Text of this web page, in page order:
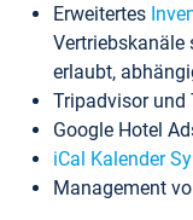
Erweitertes
Vertriebskanäle
erlaubt,
Tripadvisor und
Google Hotel
iCal Kalender
Management